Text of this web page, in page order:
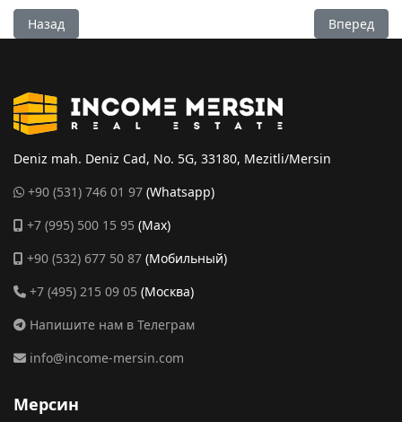
Предыдущий: Квартира 1+1 в новом доме у моря в
Назад Вперед
Deniz mah. Deniz Cad, No. 5G, 33180, Mezitli/Mersin
+90 (531) 746 01 97 (Whatsapp)
+7 (995) 500 15 95 (Max)
+90 (532) 677 50 87 (Мобильный)
+7 (495) 215 09 05 (Москва)
Напишите нам в Телеграм
info@income-mersin.com
Мерсин